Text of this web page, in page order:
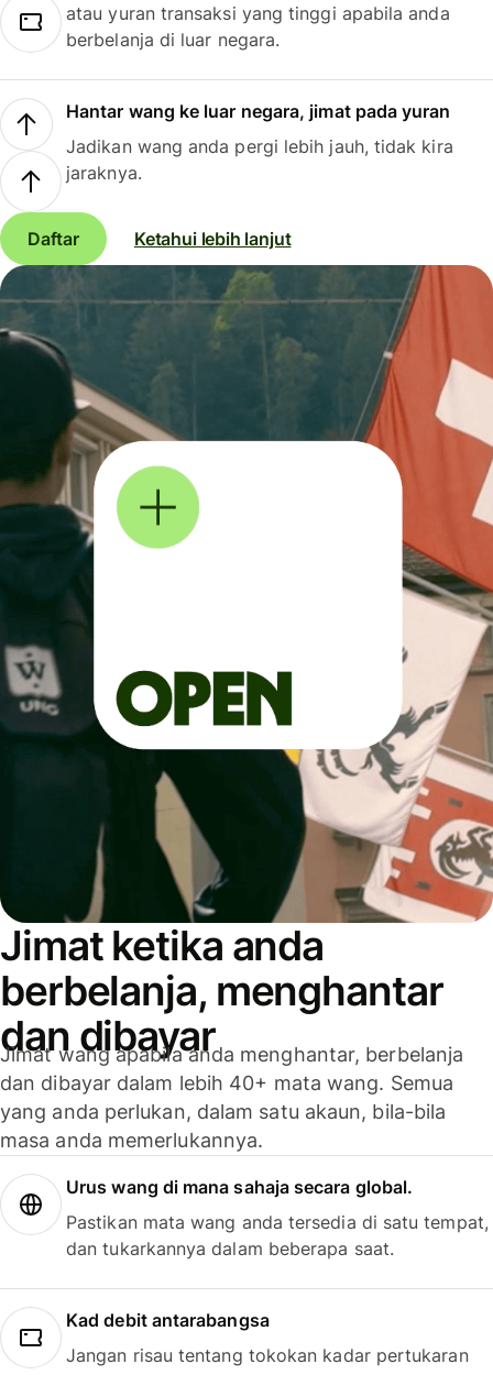
atau yuran transaksi yang tinggi apabila anda
berbelanja di luar negara.
Hantar wang ke luar negara, jimat pada yuran
Jadikan wang anda pergi lebih jauh, tidak kira
jaraknya.
Daftar Ketahui lebih lanjut
Jimat ketika anda
berbelanja, menghantar
dan dibayar
Jimat wang apabila anda menghantar, berbelanja
dan dibayar dalam lebih 40+ mata wang. Semua
yang anda perlukan, dalam satu akaun, bila-bila
masa anda memerlukannya.
Urus wang di mana sahaja secara global.
Pastikan mata wang anda tersedia di satu tempat,
dan tukarkannya dalam beberapa saat.
Kad debit antarabangsa
Jangan risau tentang tokokan kadar pertukaran